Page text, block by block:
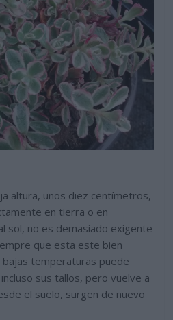
altura, unos diez centímetros,
en tierra o en
sol, no es demasiado exigente
que esta este bien
bajas temperaturas puede
sus tallos, pero vuelve a
el suelo, surgen de nuevo